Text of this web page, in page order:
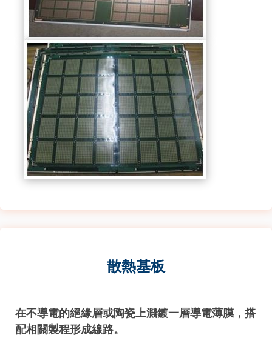
散熱基板
在不導電的絕緣層或陶瓷上濺鍍一層導電薄膜，搭
配相關製程形成線路。